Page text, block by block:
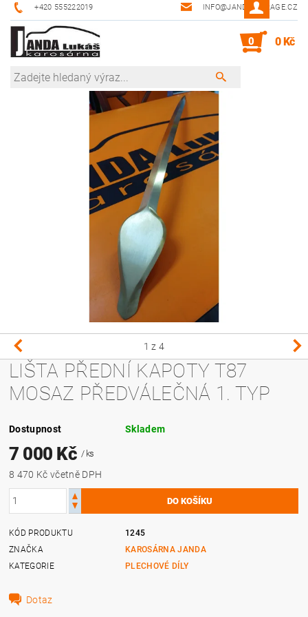
+420 555222019 INFO@JANDA-GARAGE.CZ
0 0 Kč
1 z 4
LIŠTA PŘEDNÍ KAPOTY T87
MOSAZ PŘEDVÁLEČNÁ 1. TYP
Dostupnost Skladem
7 000 Kč / ks
8 470 Kč včetně DPH
KÓD PRODUKTU
1245
ZNAČKA
KAROSÁRNA JANDA
KATEGORIE
PLECHOVÉ DÍLY
Dotaz